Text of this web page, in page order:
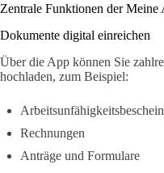
Zentrale Funktionen der
Dokumente digital einreichen
Über die App können Sie
hochladen, zum Beispiel:
Rechnungen
Anträge und Formulare